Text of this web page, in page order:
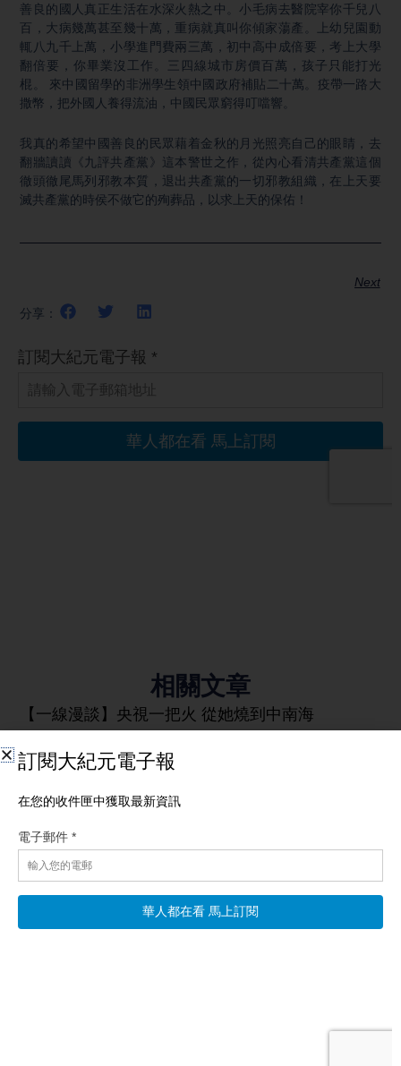
善良的國人真正生活在水深火熱之中。小毛病去醫院宰你千兒八
百，大病幾萬甚至幾十萬，重病就真叫你傾家蕩產。上幼兒園動
輒八九千上萬，小學進門費兩三萬，初中高中成倍要，考上大學
翻倍要，你畢業沒工作。三四線城市房價百萬，孩子只能打光
棍。 來中國留學的非洲學生領中國政府補貼二十萬。疫帶一路大
撒幣，把外國人養得流油，中國民眾窮得叮噹響。
我真的希望中國善良的民眾藉着金秋的月光照亮自己的眼睛，去
翻牆讀讀《九評共產黨》這本警世之作，從內心看清共產黨這個
徹頭徹尾馬列邪教本質，退出共產黨的一切邪教組織，在上天要
滅共產黨的時侯不做它的殉葬品，以求上天的保佑！
Next
分享：
相關文章
【一線漫談】央視一把火 從她燒到中南海
【新唐人北京時間2026年08月09日訊】觀眾朋友們大家好，歡迎
收看《一線漫談》，我是文臻。 最近中共官場出現了一個很誇張
的場面。7月24日一天之內，就有十個廳局級官員被查，六個廳局
級官員被「雙開」，另外還有一個副部級官員落馬。加起來，一
天就有17個官員出事。 而從7月開始，還有六個副部級的中管官
員落馬，涉及金融、交通、民航、地方政協和宣傳系統。 所以也
有網友調侃說，現在中共官員落馬已經成了「流水線作業」了，
阅读更多 »
【新唐人北京時間2026年08月09日訊】以色列駐成都總領事館日